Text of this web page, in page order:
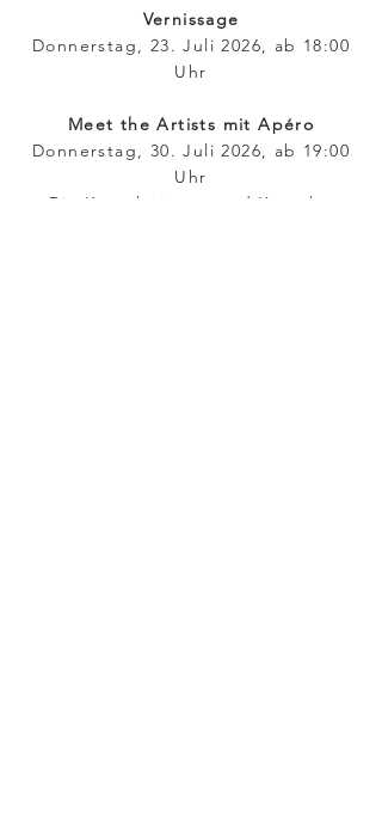
Vernissage
Donnerstag, 23. Juli 2026, ab 18:00
Uhr
Meet the Artists mit Apéro
Donnerstag, 30. Juli 2026, ab 19:00
Uhr
Die Künstlerinnen und Künstler